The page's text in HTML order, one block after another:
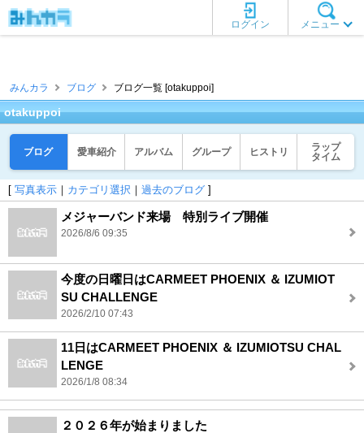
メニュー
ログイン
みんカラ ブログ ブログ一覧 [otakuppoi]
otakuppoi
ブログ 愛車紹介 アルバム グループ ヒストリ
ラップ
タイム
[ 写真表示 ｜ カテゴリ選択 ｜ 過去のブログ ]
メジャーバンド来場 特別ライブ開催
2026/8/6 09:35
今度の日曜日はCARMEET PHOENIX ＆ IZUMIOT
SU CHALLENGE
2026/2/10 07:43
11日はCARMEET PHOENIX ＆ IZUMIOTSU CHAL
LENGE
2026/1/8 08:34
２０２６年が始まりました